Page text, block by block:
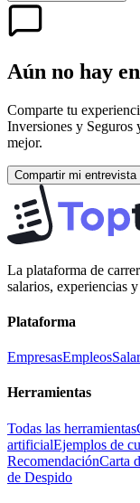
Aún no hay
Comparte tu
Inversiones y Seguros
mejor.
Compartir mi entrevista
La plataforma de
salarios, experiencias
Plataforma
EmpresasEmpleos
Herramientas
Todas las herramientas
artificialEjemplos de
RecomendaciónCarta
de Despido